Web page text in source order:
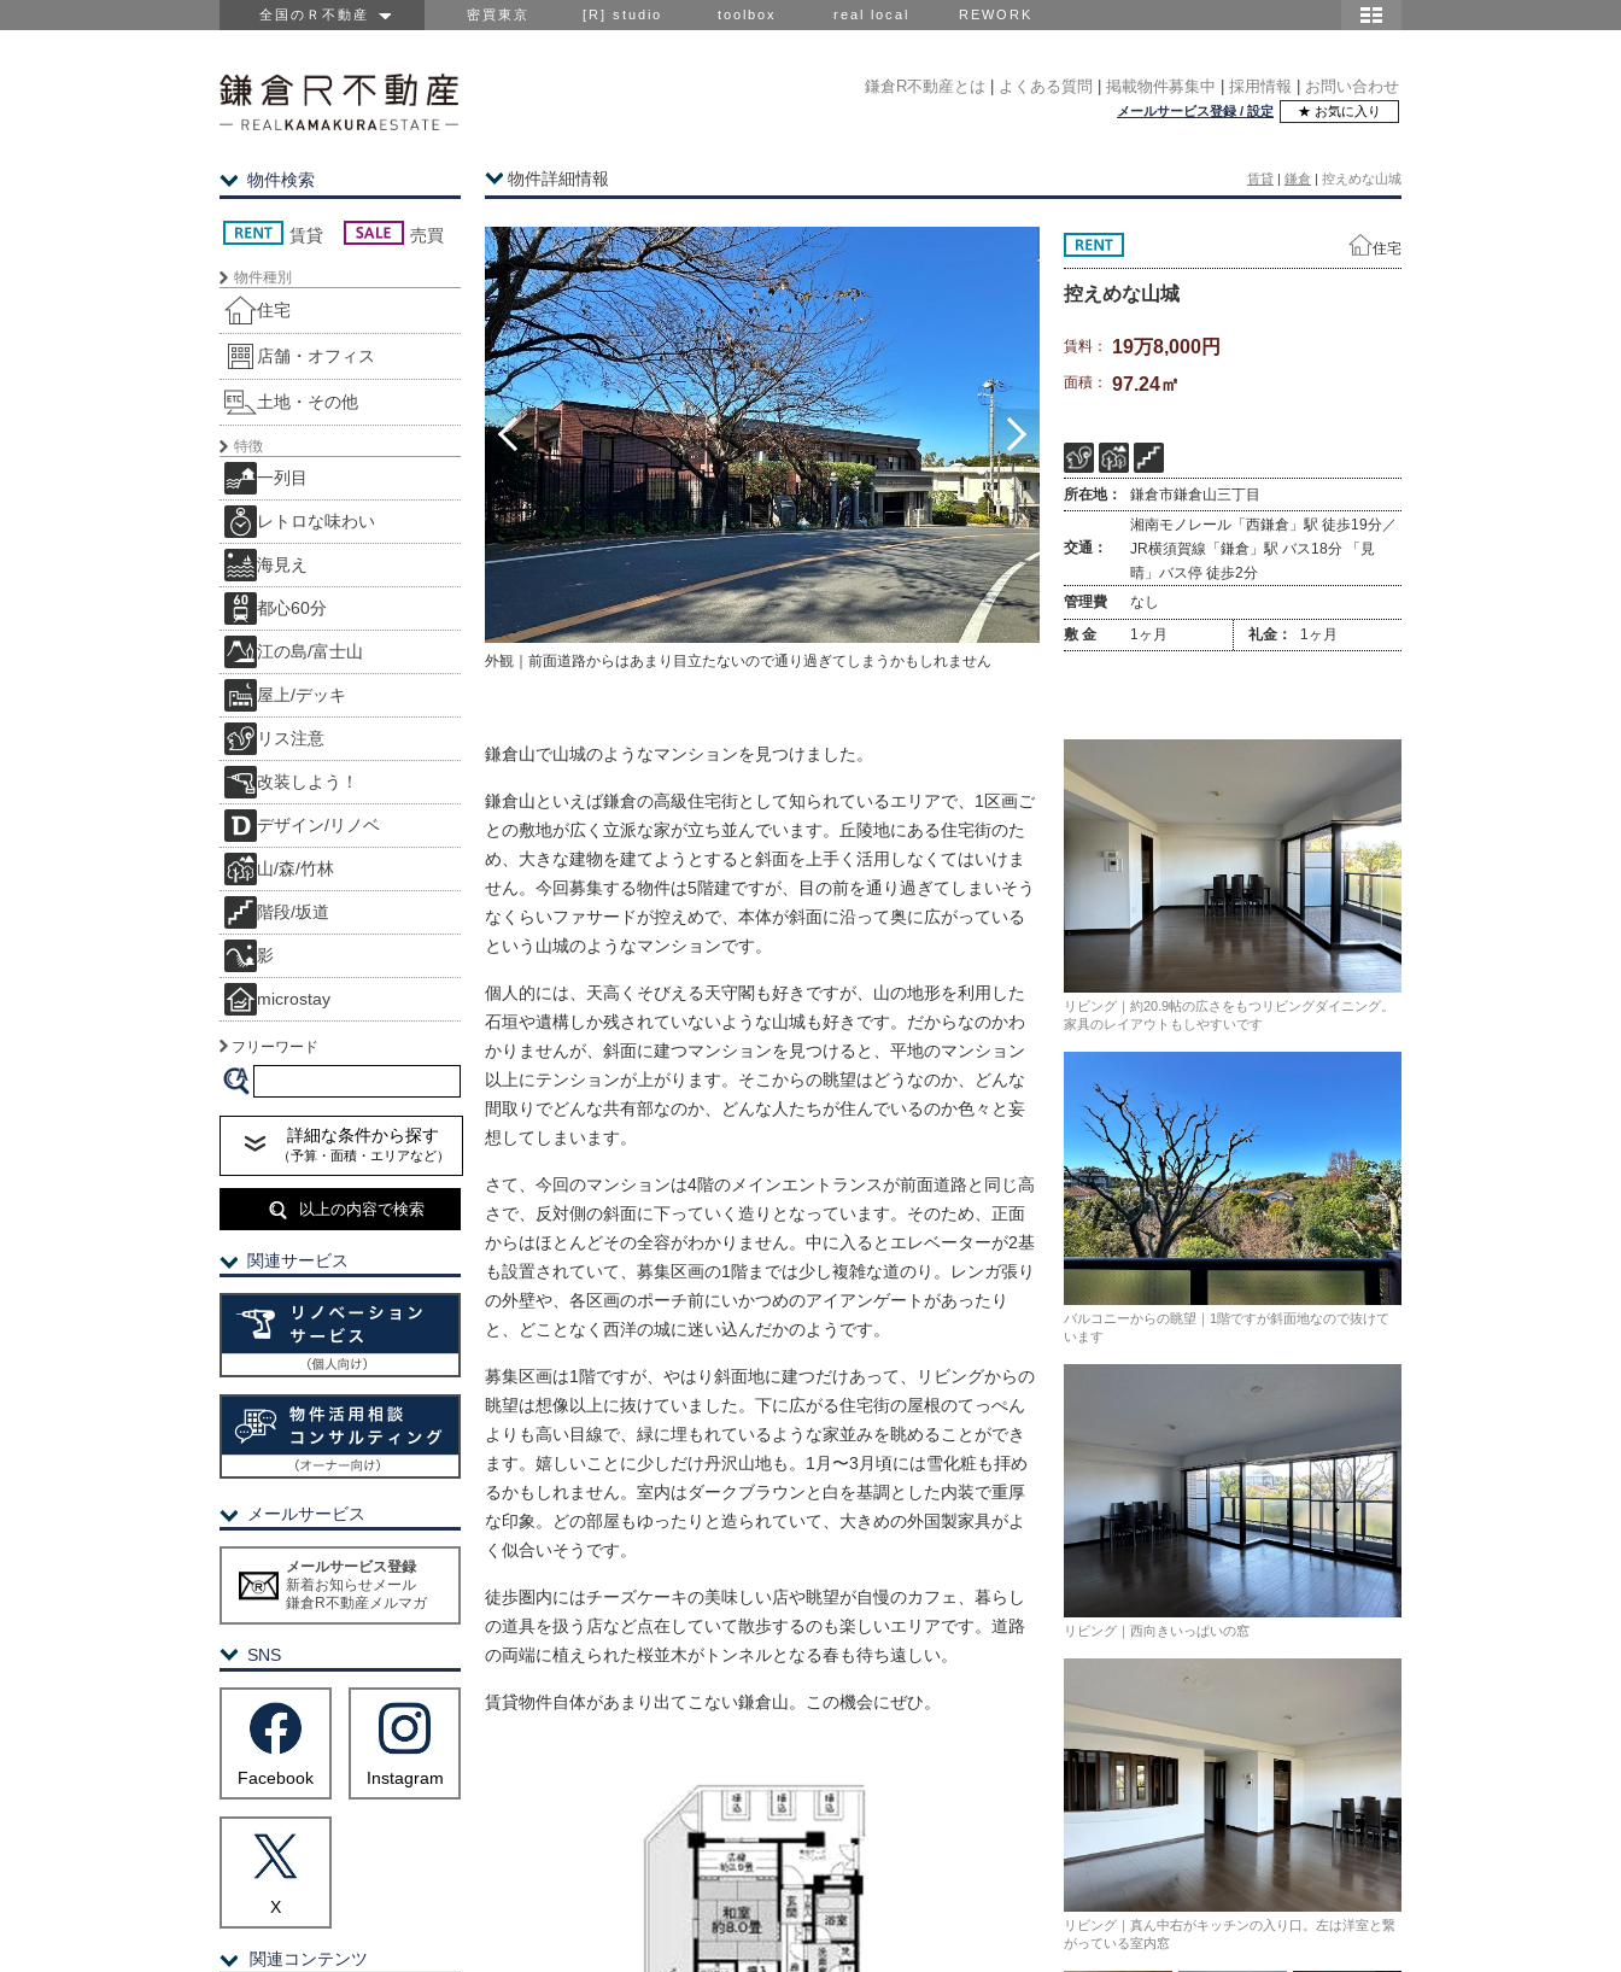
全国のＲ不動産 密買東京 [R] studio toolbox real local REWORK
鎌倉R不動産とは よくある質問 掲載物件募集中 採用情報 お問い合わせ
メールサービス登録 / 設定 ★ お気に入り
物件詳細情報 賃貸 | 鎌倉 | 控えめな山城
外観｜前面道路からはあまり目立たないので通り過ぎてしまうかもしれません
住宅
控えめな山城
賃料： 19万8,000円
面積： 97.24㎡
所在地： 鎌倉市鎌倉山三丁目
交通：
湘南モノレール「西鎌倉」駅 徒歩19分／
JR横須賀線「鎌倉」駅 バス18分 「見
晴」バス停 徒歩2分
管理費
なし
敷 金
1ヶ月 礼金： 1ヶ月
鎌倉山で山城のようなマンションを見つけました。
鎌倉山といえば鎌倉の高級住宅街として知られているエリアで、1区画ご
との敷地が広く立派な家が立ち並んでいます。丘陵地にある住宅街のた
め、大きな建物を建てようとすると斜面を上手く活用しなくてはいけま
せん。今回募集する物件は5階建ですが、目の前を通り過ぎてしまいそう
なくらいファサードが控えめで、本体が斜面に沿って奥に広がっている
という山城のようなマンションです。
個人的には、天高くそびえる天守閣も好きですが、山の地形を利用した
石垣や遺構しか残されていないような山城も好きです。だからなのかわ
かりませんが、斜面に建つマンションを見つけると、平地のマンション
以上にテンションが上がります。そこからの眺望はどうなのか、どんな
間取りでどんな共有部なのか、どんな人たちが住んでいるのか色々と妄
想してしまいます。
さて、今回のマンションは4階のメインエントランスが前面道路と同じ高
さで、反対側の斜面に下っていく造りとなっています。そのため、正面
からはほとんどその全容がわかりません。中に入るとエレベーターが2基
も設置されていて、募集区画の1階までは少し複雑な道のり。レンガ張り
の外壁や、各区画のポーチ前にいかつめのアイアンゲートがあったり
と、どことなく西洋の城に迷い込んだかのようです。
募集区画は1階ですが、やはり斜面地に建つだけあって、リビングからの
眺望は想像以上に抜けていました。下に広がる住宅街の屋根のてっぺん
よりも高い目線で、緑に埋もれているような家並みを眺めることができ
ます。嬉しいことに少しだけ丹沢山地も。1月〜3月頃には雪化粧も拝め
るかもしれません。室内はダークブラウンと白を基調とした内装で重厚
な印象。どの部屋もゆったりと造られていて、大きめの外国製家具がよ
く似合いそうです。
徒歩圏内にはチーズケーキの美味しい店や眺望が自慢のカフェ、暮らし
の道具を扱う店など点在していて散歩するのも楽しいエリアです。道路
の両端に植えられた桜並木がトンネルとなる春も待ち遠しい。
賃貸物件自体があまり出てこない鎌倉山。この機会にぜひ。
リビング｜約20.9帖の広さをもつリビングダイニング。
家具のレイアウトもしやすいです
バルコニーからの眺望｜1階ですが斜面地なので抜けて
います
リビング｜西向きいっぱいの窓
リビング｜真ん中右がキッチンの入り口。左は洋室と繋
がっている室内窓
物件検索
賃貸 売買
物件種別
住宅
店舗・オフィス
土地・その他
特徴
一列目
レトロな味わい
海見え
都心60分
江の島/富士山
屋上/デッキ
リス注意
改装しよう！
デザイン/リノベ
山/森/竹林
階段/坂道
影
microstay
フリーワード
詳細な条件から探す
（予算・面積・エリアなど）
以上の内容で検索
関連サービス
メールサービス
メールサービス登録
新着お知らせメール
鎌倉R不動産メルマガ
SNS
Facebook Instagram
X
関連コンテンツ